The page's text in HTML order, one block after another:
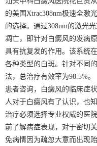
的美国Xtrac308nm极速全激
的选择。通过308nm的激光
凋亡，即针对白癜风的发病
具有抗复发的作用。该系统
各种类型的白斑。针对不同
法，总治疗有效率为98.5%
患者咨询，白癜风的临床症
人对于白癜风有了认识，也
治疗必须选择专业权威的医
前了解病症表现，对于密切
免病情因为疏忽大意而出现